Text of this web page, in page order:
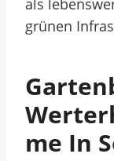
als
grünen
Me In